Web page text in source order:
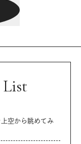
List
空から眺めてみ